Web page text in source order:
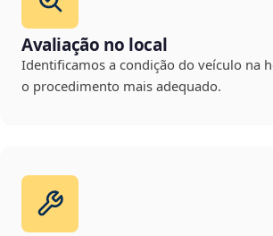
Avaliação no local
Identificamos a condição do veículo na
o procedimento mais adequado.